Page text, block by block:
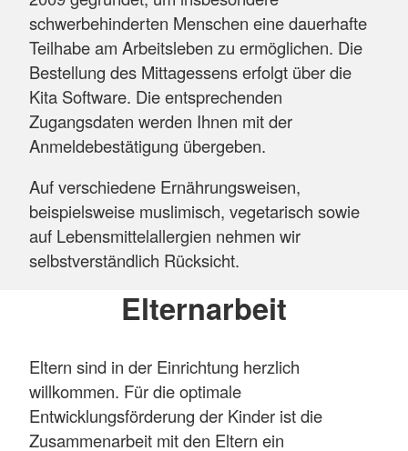
schwerbehinderten Menschen eine dauerhafte
Teilhabe am Arbeitsleben zu ermöglichen. Die
Bestellung des Mittagessens erfolgt über die
Kita Software. Die entsprechenden
Zugangsdaten werden Ihnen mit der
Anmeldebestätigung übergeben.
Auf verschiedene Ernährungsweisen,
beispielsweise muslimisch, vegetarisch sowie
auf Lebensmittelallergien nehmen wir
selbstverständlich Rücksicht.
Elternarbeit
Eltern sind in der Einrichtung herzlich
willkommen. Für die optimale
Entwicklungsförderung der Kinder ist die
Zusammenarbeit mit den Eltern ein